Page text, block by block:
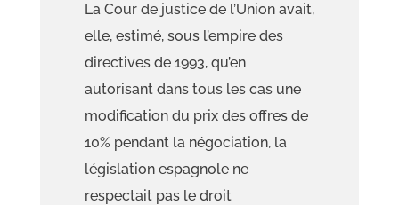
La Cour de justice de l’Union avait,
elle, estimé, sous l’empire des
directives de 1993, qu’en
autorisant dans tous les cas une
modification du prix des offres de
10% pendant la négociation, la
législation espagnole ne
respectait pas le droit